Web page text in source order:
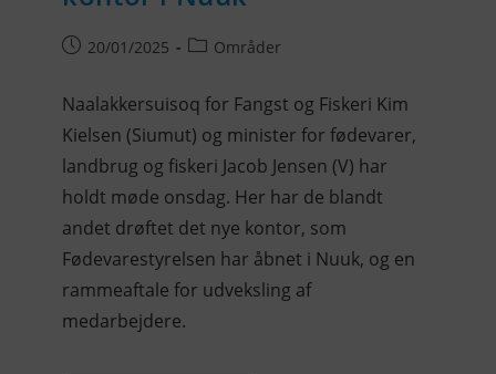
20/01/2025 Områder
Naalakkersuisoq for Fangst og Fiskeri Kim
Kielsen (Siumut) og minister for fødevarer,
landbrug og fiskeri Jacob Jensen (V) har
holdt møde onsdag. Her har de blandt
andet drøftet det nye kontor, som
Fødevarestyrelsen har åbnet i Nuuk, og en
rammeaftale for udveksling af
medarbejdere.